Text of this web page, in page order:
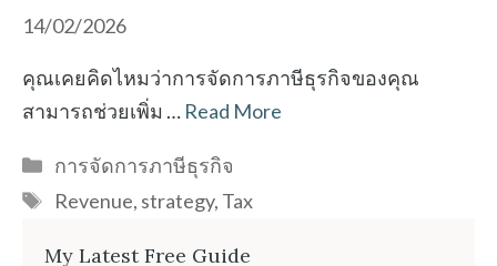
14/02/2026
คุณเคยคิดไหมว่าการจัดการภาษีธุรกิจของคุณ
สามารถช่วยเพิ่ม … Read More
Categories
การจัดการภาษีธุรกิจ
Tags
Revenue, strategy, Tax
My Latest Free Guide